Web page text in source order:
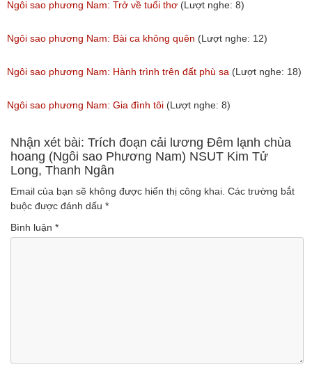
Ngôi sao phương Nam: Trở về tuổi thơ (Lượt nghe: 8)
Ngôi sao phương Nam: Bài ca không quên (Lượt nghe: 12)
Ngôi sao phương Nam: Hành trình trên đất phù sa (Lượt nghe: 18)
Ngôi sao phương Nam: Gia đình tôi (Lượt nghe: 8)
Nhận xét bài: Trích đoạn cải lương Đêm lạnh chùa
hoang (Ngôi sao Phương Nam) NSUT Kim Tử
Long, Thanh Ngân
Email của bạn sẽ không được hiển thị công khai. Các trường bắt
buộc được đánh dấu *
Bình luận *